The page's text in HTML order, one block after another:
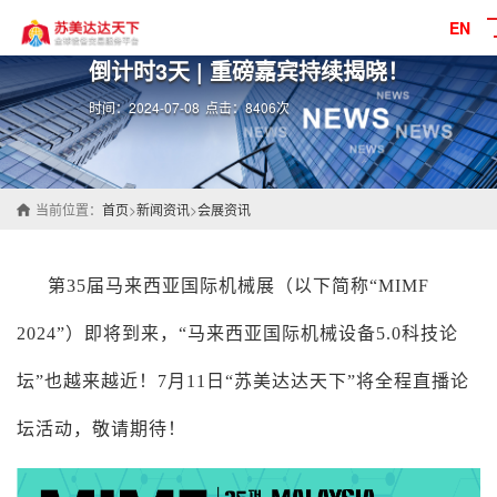
EN
倒计时3天 | 重磅嘉宾持续揭晓！
时间：2024-07-08 点击：8406次
当前位置： 首页>新闻资讯>会展资讯
第35届马来西亚国际机械展（以下简称“MIMF
2024”）即将到来，“马来西亚国际机械设备5.0科技论
坛”也越来越近！7月11日“苏美达达天下”将全程直播论
坛活动，敬请期待！